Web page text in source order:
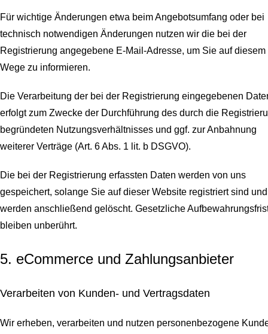
Für wichtige Änderungen etwa beim Angebotsumfang oder bei
technisch notwendigen Änderungen nutzen wir die bei der
Registrierung angegebene E-Mail-Adresse, um Sie auf diesem
Wege zu informieren.
Die Verarbeitung der bei der Registrierung eingegebenen
erfolgt zum Zwecke der Durchführung des durch die
begründeten Nutzungsverhältnisses und ggf. zur Anbahnung
weiterer Verträge (Art. 6 Abs. 1 lit. b DSGVO).
Die bei der Registrierung erfassten Daten werden von uns
gespeichert, solange Sie auf dieser Website registriert sind und
werden anschließend gelöscht. Gesetzliche
bleiben unberührt.
5. eCommerce und Zahlungs­anbieter
Verarbeiten von Kunden- und Vertragsdaten
Wir erheben, verarbeiten und nutzen personenbezogene